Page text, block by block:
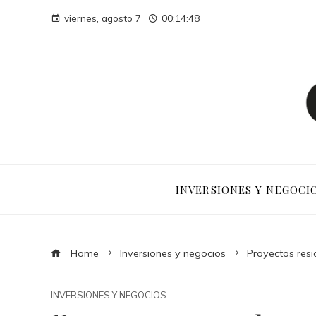
viernes, agosto 7 00:14:49
INVERSIONES Y
Home Inversiones y negocios Proyectos
INVERSIONES Y NEGOCIOS